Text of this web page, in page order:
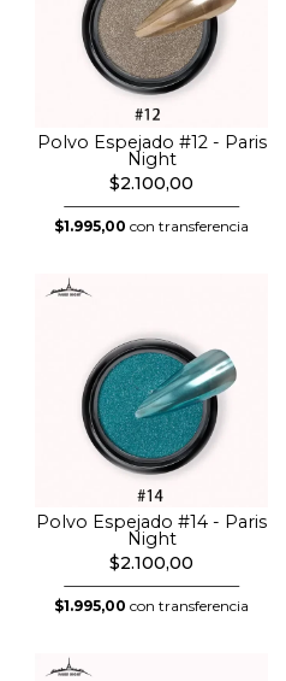
Polvo Espejado #12 - Paris
Night
$2.100,00
$1.995,00 con transferencia
Polvo Espejado #14 - Paris
Night
$2.100,00
$1.995,00 con transferencia